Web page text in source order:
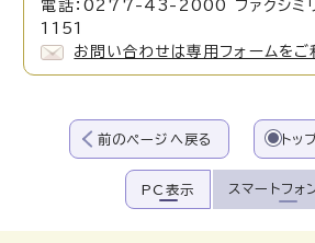
電話：0277-43-2000 ファクシ
1151
お問い合わせは専用フォームをご
前のページへ戻る トッ
PC表示 スマートフォ